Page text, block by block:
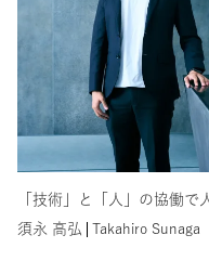
須永 高弘
Takahiro Sunaga